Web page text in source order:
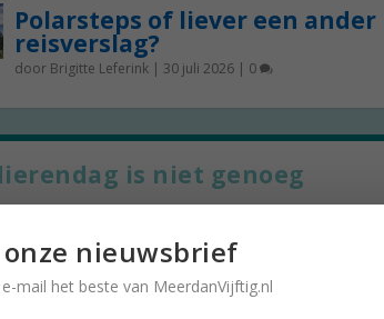
Polarsteps of liever een ander
reisverslag?
door Brigitte Leferink| 30 juli 2026| 0
is niet genoeg
Leferink|23 april 2019|0
uit Brno in Tsjechië schreef in mei 1927 een
nieuwsbrief
mail het beste van MeerdanVijftig.nl